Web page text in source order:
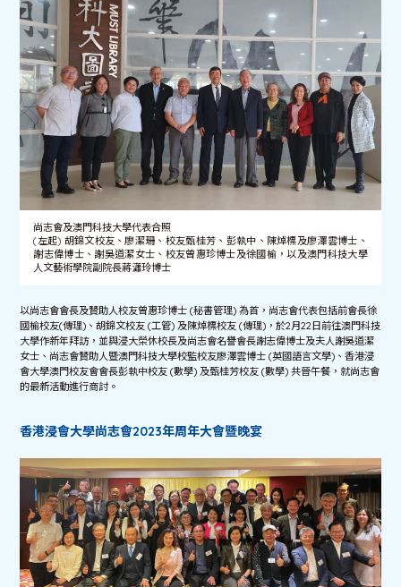
尚志會及澳門科技大學代表合照
(左起) 胡錦文校友、廖潔珊、校友甄桂芳、彭執中、陳焯標及廖澤雲博士、
謝志偉博士、謝吳道潔女士、校友曾惠珍博士及徐國榆，以及澳門科技大學
人文藝術學院副院長蔣瀟玲博士
以尚志會會長及贊助人校友曾惠珍博士 (秘書管理) 為首，尚志會代表包括前會長徐
國榆校友(傳理)、胡錦文校友 (工管) 及陳焯標校友 (傳理)，於2月22日前往澳門科技
大學作新年拜訪，並與浸大榮休校長及尚志會名譽會長謝志偉博士及夫人謝吳道潔
女士、尚志會贊助人暨澳門科技大學校監校友廖澤雲博士 (英國語言文學)、香港浸
會大學澳門校友會會長彭執中校友 (數學) 及甄桂芳校友 (數學) 共晉午餐，就尚志會
的最新活動進行商討。
香港浸會大學尚志會2023年周年大會暨晚宴